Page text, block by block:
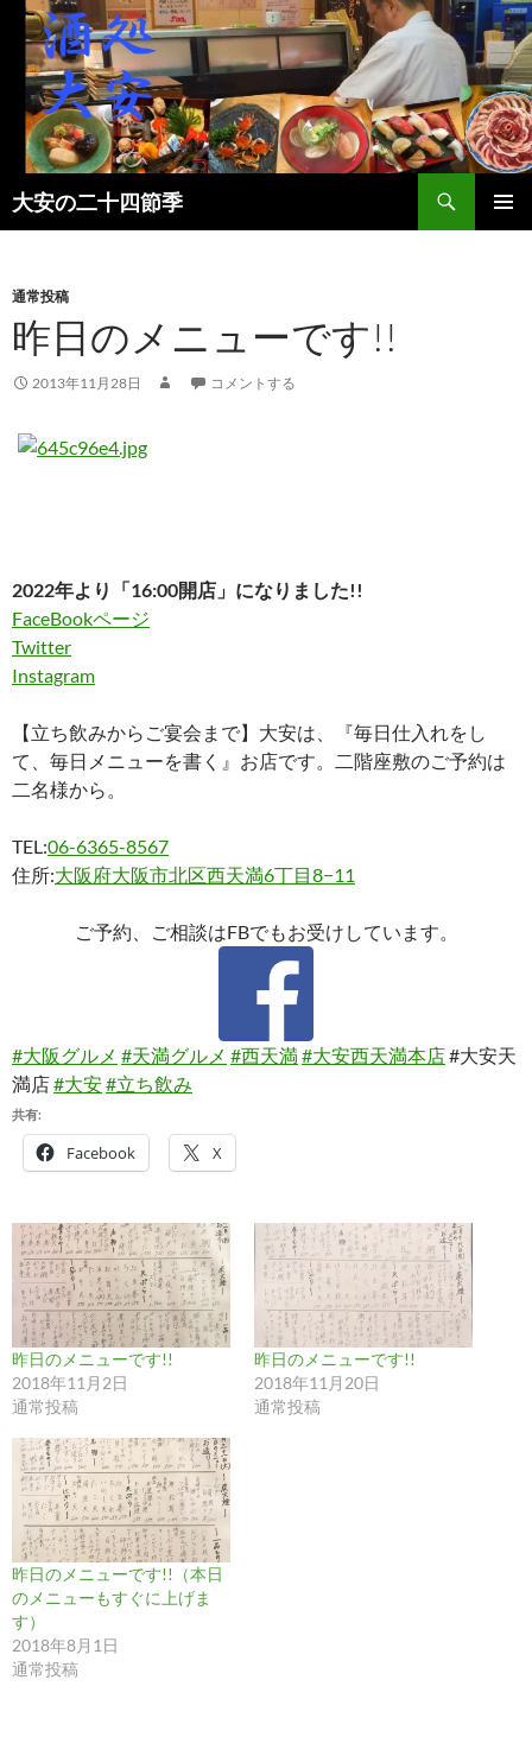
大安の二十四節季
検
索
ン
ツ
へ
キ
プ
通常投稿
昨日のメニューです!!
2013年11月28日 コメントする
2022年より「16:00開店」になりました!!
FaceBookページ
Twitter
Instagram
【立ち飲みからご宴会まで】大安は、『毎日仕入れをし
て、毎日メニューを書く』お店です。二階座敷のご予約は
二名様から。
TEL:06-6365-8567
住所:大阪府大阪市北区西天満6丁目8−11
ご予約、ご相談はFBでもお受けしています。
#大阪グルメ #天満グルメ #西天満#大安西天満本店#大安天
満店#大安#立ち飲み
共有:
Facebook X
昨日のメニューです!!
2018年11月2日
通常投稿
昨日のメニューです!!
2018年11月20日
通常投稿
昨日のメニューです!!（本日
のメニューもすぐに上げま
す）
2018年8月1日
通常投稿